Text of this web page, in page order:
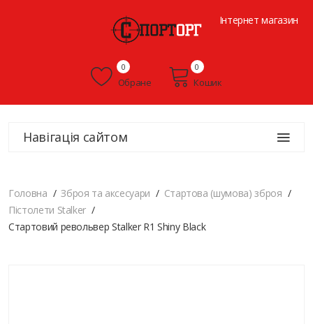
Інтернет магазин
Обране
0
Кошик
0
Навігація сайтом
Головна Зброя та аксесуари
Стартова (шумова) зброя
Пістолети Stalker
Стартовий револьвер Stalker R1 Shiny Black